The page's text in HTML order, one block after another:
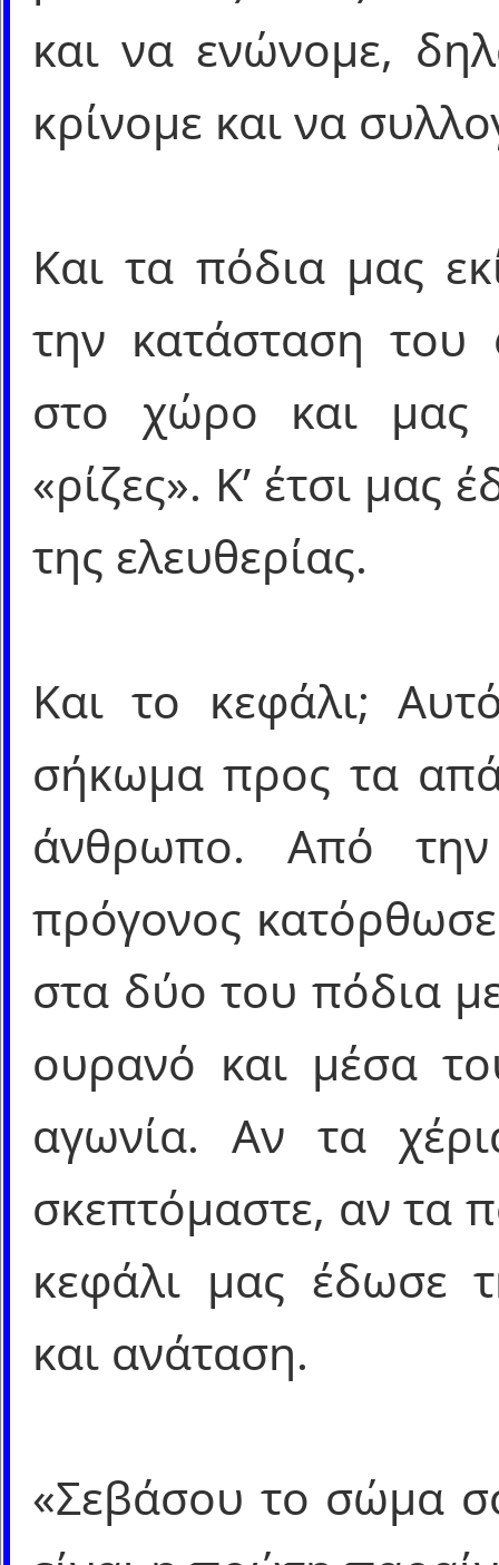
και να ενώνομε,
κρίνομε και να
Και τα πόδια μας
την κατάσταση του
στο χώρο και μας
«ρίζες». Κ’ έτσι
της ελευθερίας.
Και το κεφάλι;
σήκωμα προς τα
άνθρωπο. Από
πρόγονος
στα δύο του πόδια
ουρανό και μέσα
αγωνία. Αν τα
σκεπτόμαστε, αν τα
κεφάλι μας έδωσε
και ανάταση.
«Σεβάσου το σώμα